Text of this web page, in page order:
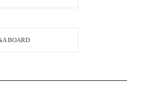
BOARD